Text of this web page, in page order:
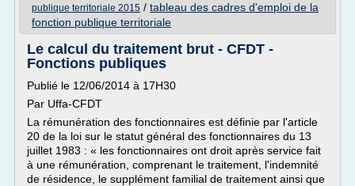
publique territoriale 2015 / tableau des cadres d'emploi de la
fonction publique territoriale
Le calcul du traitement brut - CFDT -
Fonctions publiques
Publié le 12/06/2014 à 17H30
Par Uffa-CFDT
La rémunération des fonctionnaires est définie par l'article
20 de la loi sur le statut général des fonctionnaires du 13
juillet 1983 : « les fonctionnaires ont droit après service fait
à une rémunération, comprenant le traitement, l'indemnité
de résidence, le supplément familial de traitement ainsi que